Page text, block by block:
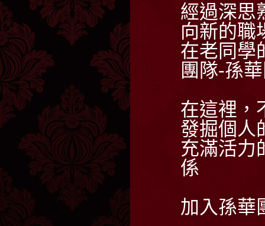
經過深思
向新的職
在老同學
團隊-孫
在這裡，
發掘個人
充滿活力
係
加入孫華